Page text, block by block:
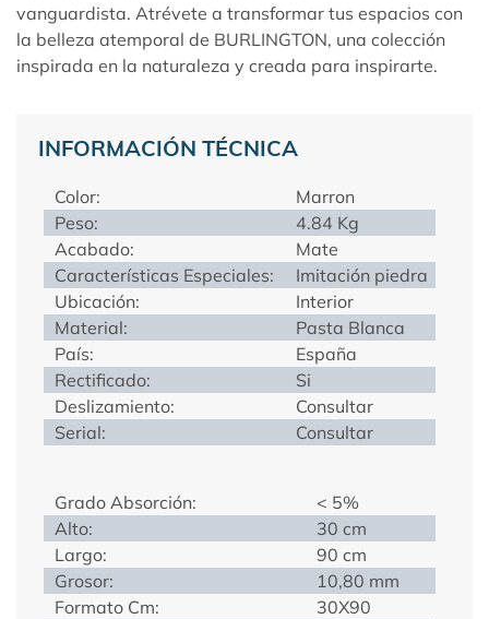
vanguardista. Atrévete a transformar tus espacios con
la belleza atemporal de BURLINGTON, una colección
inspirada en la naturaleza y creada para inspirarte.
INFORMACIÓN TÉCNICA
Color:
Marron
Peso:
4.84 Kg
Acabado:
Mate
Características Especiales:
Imitación piedra
Ubicación:
Interior
Material:
Pasta Blanca
País:
España
Rectificado:
Si
Deslizamiento:
Consultar
Serial:
Consultar
Grado Absorción:
< 5%
Alto:
30 cm
Largo:
90 cm
Grosor:
10,80 mm
Formato Cm:
30X90